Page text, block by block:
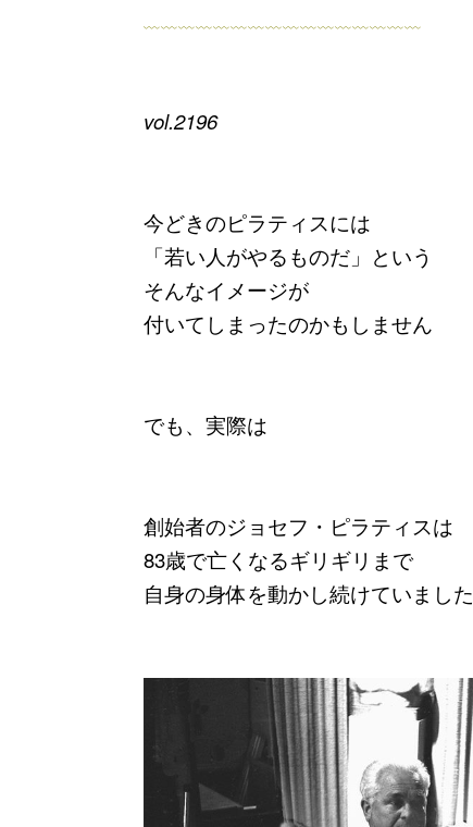
﹏﹏﹏﹏﹏﹏﹏﹏﹏﹏﹏﹏﹏﹏﹏﹏
vol.2196
今どきのピラティスには
「若い人がやるものだ」 という
そんなイメージが
付いてしまったのかもしません
でも、実際は
創始者のジョセフ・ピラティスは
83歳で亡くなるギリギリまで
自身の身体を動かし続けていました